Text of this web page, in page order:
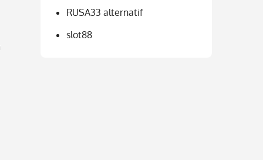
RUSA33 alternatif
slot88